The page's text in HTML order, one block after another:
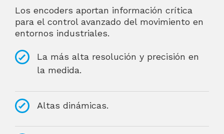
Los encoders aportan información crítica
para el control avanzado del movimiento en
entornos industriales.
La más alta resolución y precisión en
la medida.
Altas dinámicas.